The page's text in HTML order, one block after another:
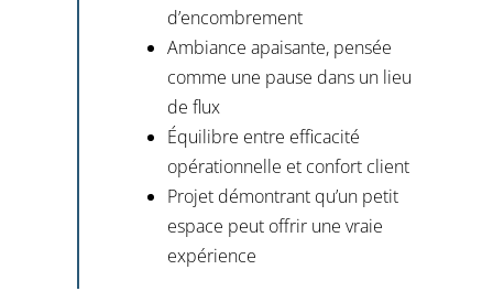
d’encombrement
Ambiance apaisante, pensée
comme une pause dans un lieu
de flux
Équilibre entre efficacité
opérationnelle et confort client
Projet démontrant qu’un petit
espace peut offrir une vraie
expérience